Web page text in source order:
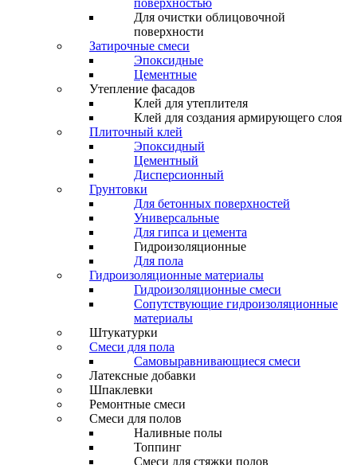
поверхностью
Для очистки облицовочной
поверхности
Затирочные смеси
Эпоксидные
Цементные
Утепление фасадов
Клей для утеплителя
Клей для создания армирующего слоя
Плиточный клей
Эпоксидный
Цементный
Дисперсионный
Грунтовки
Для бетонных поверхностей
Универсальные
Для гипса и цемента
Гидроизоляционные
Для пола
Гидроизоляционные материалы
Гидроизоляционные смеси
Сопутствующие гидроизоляционные
материалы
Штукатурки
Смеси для пола
Самовыравнивающиеся смеси
Латексные добавки
Шпаклевки
Ремонтные смеси
Смеси для полов
Наливные полы
Топпинг
Смеси для стяжки полов